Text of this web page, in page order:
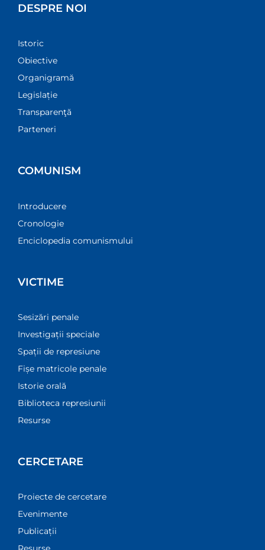
DESPRE NOI
Istoric
Obiective
Organigramă
Legislație
Transparenţă
Parteneri
COMUNISM
Introducere
Cronologie
Enciclopedia comunismului
VICTIME
Sesizări penale
Investigații speciale
Spații de represiune
Fișe matricole penale
Istorie orală
Biblioteca represiunii
Resurse
CERCETARE
Proiecte de cercetare
Evenimente
Publicații